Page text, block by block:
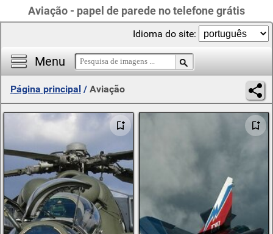
Aviação - papel de parede no telefone grátis
Menu
Idioma do site:
Página principal / Aviação